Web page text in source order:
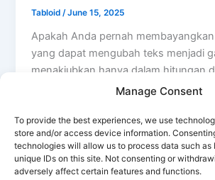
Manage Consent
To provide the best experiences, we use
store and/or access device information.
technologies will allow us to process data such as
unique IDs on this site. Not consenting or
adversely affect certain features and functions.
Tabloid/June 15, 2025
Apakah Anda pernah
yang dapat mengubah teks menjadi
menakjubkan hanya dalam hitungan